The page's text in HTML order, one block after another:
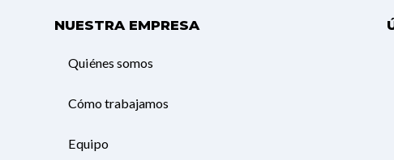
NUESTRA EMPRESA
Quiénes somos
Cómo trabajamos
Equipo